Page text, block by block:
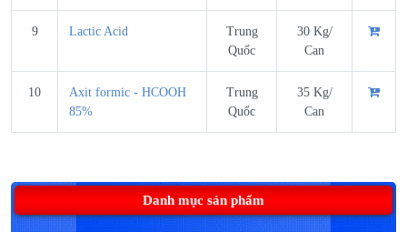
Danh mục sản phẩm
9 Lactic Acid
Trung
Quốc
30 Kg/
Can
10
Axit formic - HCOOH
85%
Trung
Quốc
35 Kg/
Can